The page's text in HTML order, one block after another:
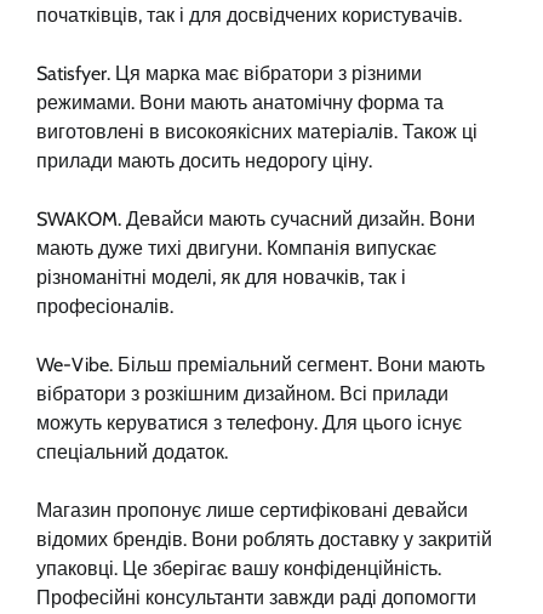
початківців, так і для досвідчених користувачів.
Satisfyer. Ця марка має вібратори з різними
режимами. Вони мають анатомічну форма та
виготовлені в високоякісних матеріалів. Також ці
прилади мають досить недорогу ціну.
SWAKOM. Девайси мають сучасний дизайн. Вони
мають дуже тихі двигуни. Компанія випускає
різноманітні моделі, як для новачків, так і
професіоналів.
We-Vibe. Більш преміальний сегмент. Вони мають
вібратори з розкішним дизайном. Всі прилади
можуть керуватися з телефону. Для цього існує
спеціальний додаток.
Магазин пропонує лише сертифіковані девайси
відомих брендів. Вони роблять доставку у закритій
упаковці. Це зберігає вашу конфіденційність.
Професійні консультанти завжди раді допомогти